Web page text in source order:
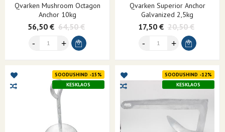
Qvarken Mushroom Octagon
Anchor 10kg
56,50 € 64,50 €
Qvarken Superior Anchor
Galvanized 2,5kg
17,50 € 20,50 €
SOODUSHIND -15%
KESKLAOS
SOODUSHIND -12%
KESKLAOS